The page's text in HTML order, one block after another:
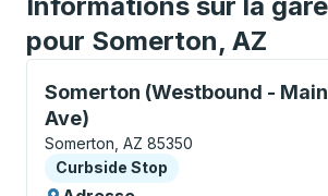
pour Somerton, AZ
Somerton (Westbound -
Ave)
Curbside Stop, utilisez les
Somerton, AZ 85350
Curbside Stop
Curbside Stop